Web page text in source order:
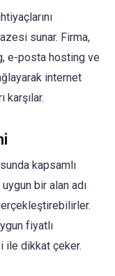
sunar. Firma,
e-posta hosting ve
internet
kapsamlı
bir alan adı
fiyatlı
ile dikkat çeker.